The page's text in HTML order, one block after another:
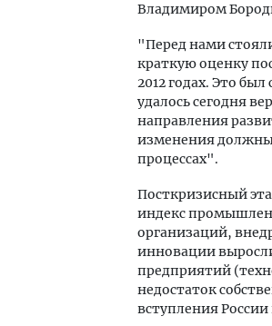
Владимиром
"Перед нами
краткую оценку
2012 годах. Это
удалось сегодня
направления
изменения должны
процессах".
Посткризисный
индекс
организаций,
инновации
предприятий
недостаток
вступления